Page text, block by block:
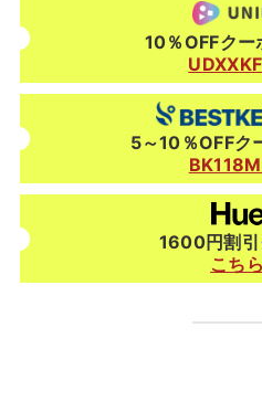
10％OFFクー
5～10％OFFク
1600円割
こちら